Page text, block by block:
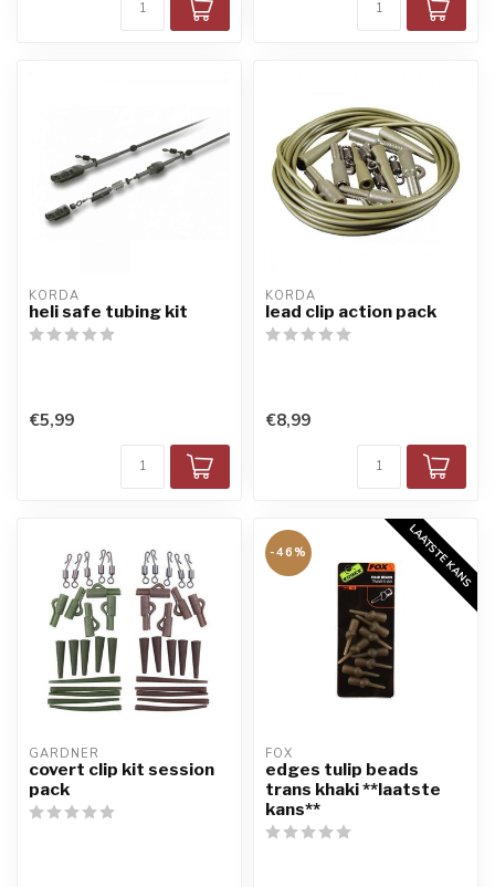
KORDA
heli safe tubing kit
€5,99
KORDA
lead clip action pack
€8,99
GARDNER
covert clip kit session
pack
LAATSTE KANS
-46%
FOX
edges tulip beads
trans khaki **laatste
kans**